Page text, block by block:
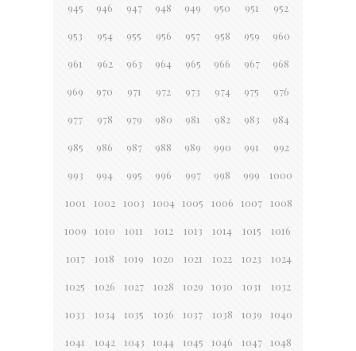
945 946 947 948 949 950 951 952
953 954 955 956 957 958 959 960
961 962 963 964 965 966 967 968
969 970 971 972 973 974 975 976
977 978 979 980 981 982 983 984
985 986 987 988 989 990 991 992
993 994 995 996 997 998 999 1000
1001 1002 1003 1004 1005 1006 1007 1008
1009 1010 1011 1012 1013 1014 1015 1016
1017 1018 1019 1020 1021 1022 1023 1024
1025 1026 1027 1028 1029 1030 1031 1032
1033 1034 1035 1036 1037 1038 1039 1040
1041 1042 1043 1044 1045 1046 1047 1048